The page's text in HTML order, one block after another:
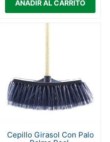
Cepillo Girasol Con Palo